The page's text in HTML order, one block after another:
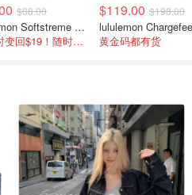
$88.00
lululemon Softstreme 女士高腰短裤 10cm
不定时变回$19！随时点进来看
$119.00 $198.00
黄金码都有货